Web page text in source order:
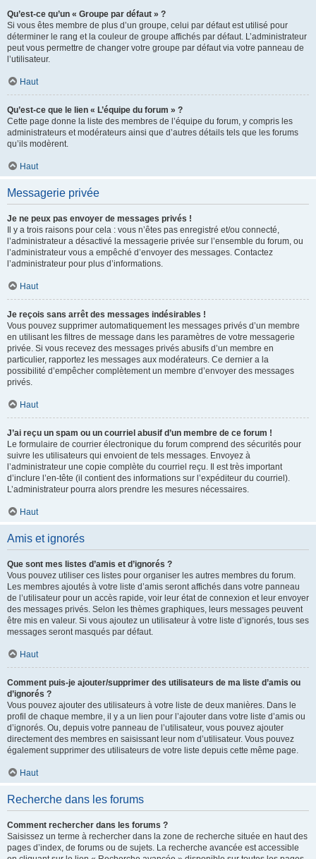
Qu’est-ce qu’un « Groupe par défaut » ?
Si vous êtes membre de plus d’un groupe, celui par défaut est utilisé pour
déterminer le rang et la couleur de groupe affichés par défaut. L’administrateur
peut vous permettre de changer votre groupe par défaut via votre panneau de
l’utilisateur.
Haut
Qu’est-ce que le lien « L’équipe du forum » ?
Cette page donne la liste des membres de l’équipe du forum, y compris les
administrateurs et modérateurs ainsi que d’autres détails tels que les forums
qu’ils modèrent.
Haut
Messagerie privée
Je ne peux pas envoyer de messages privés !
Il y a trois raisons pour cela : vous n’êtes pas enregistré et/ou connecté,
l’administrateur a désactivé la messagerie privée sur l’ensemble du forum, ou
l’administrateur vous a empêché d’envoyer des messages. Contactez
l’administrateur pour plus d’informations.
Haut
Je reçois sans arrêt des messages indésirables !
Vous pouvez supprimer automatiquement les messages privés d’un membre
en utilisant les filtres de message dans les paramètres de votre messagerie
privée. Si vous recevez des messages privés abusifs d’un membre en
particulier, rapportez les messages aux modérateurs. Ce dernier a la
possibilité d’empêcher complètement un membre d’envoyer des messages
privés.
Haut
J’ai reçu un spam ou un courriel abusif d’un membre de ce forum !
Le formulaire de courrier électronique du forum comprend des sécurités pour
suivre les utilisateurs qui envoient de tels messages. Envoyez à
l’administrateur une copie complète du courriel reçu. Il est très important
d’inclure l’en-tête (il contient des informations sur l’expéditeur du courriel).
L’administrateur pourra alors prendre les mesures nécessaires.
Haut
Amis et ignorés
Que sont mes listes d’amis et d’ignorés ?
Vous pouvez utiliser ces listes pour organiser les autres membres du forum.
Les membres ajoutés à votre liste d’amis seront affichés dans votre panneau
de l’utilisateur pour un accès rapide, voir leur état de connexion et leur envoyer
des messages privés. Selon les thèmes graphiques, leurs messages peuvent
être mis en valeur. Si vous ajoutez un utilisateur à votre liste d’ignorés, tous ses
messages seront masqués par défaut.
Haut
Comment puis-je ajouter/supprimer des utilisateurs de ma liste d’amis ou
d’ignorés ?
Vous pouvez ajouter des utilisateurs à votre liste de deux manières. Dans le
profil de chaque membre, il y a un lien pour l’ajouter dans votre liste d’amis ou
d’ignorés. Ou, depuis votre panneau de l’utilisateur, vous pouvez ajouter
directement des membres en saisissant leur nom d’utilisateur. Vous pouvez
également supprimer des utilisateurs de votre liste depuis cette même page.
Haut
Recherche dans les forums
Comment rechercher dans les forums ?
Saisissez un terme à rechercher dans la zone de recherche située en haut des
pages d’index, de forums ou de sujets. La recherche avancée est accessible